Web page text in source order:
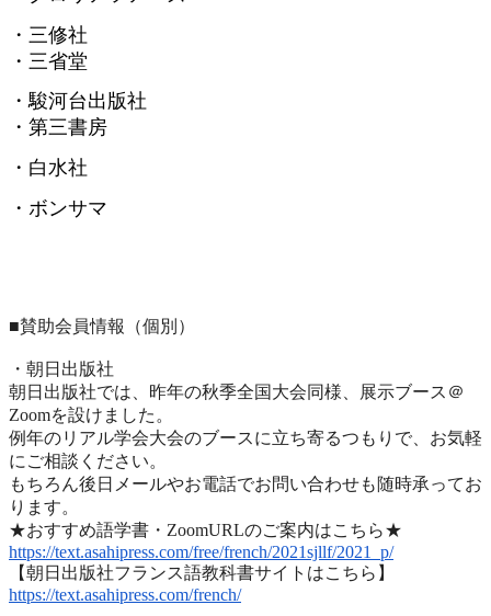
・三修社
・三省堂
・駿河台出版社
・第三書房
・白水社
・ボンサマ
■賛助会員情報（個別）
・朝日出版社
朝日出版社では、昨年の秋季全国大会同様、展示ブース＠
Zoomを設けました。
例年のリアル学会大会のブースに立ち寄るつもりで、 お気軽
にご相談ください。
もちろん後日メールやお電話でお問い合わせも随時承ってお
ります。
★おすすめ語学書・ZoomURLのご案内はこちら★
https://text.asahipress.com/free/french/2021sjllf/2021_p/
【朝日出版社フランス語教科書サイトはこちら】
https://text.asahipress.com/french/